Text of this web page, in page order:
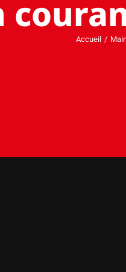
Accueil